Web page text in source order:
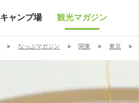
キャンプ場 観光マガジン
> なっぷマガジン > 関東 > 東京 >